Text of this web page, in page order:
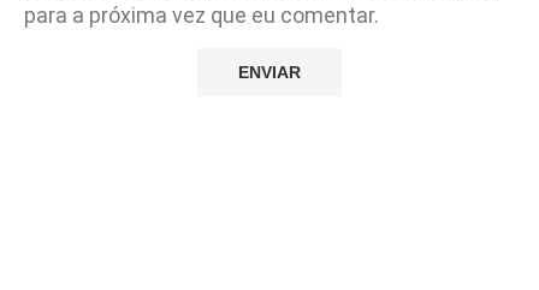
para a próxima vez que eu comentar.